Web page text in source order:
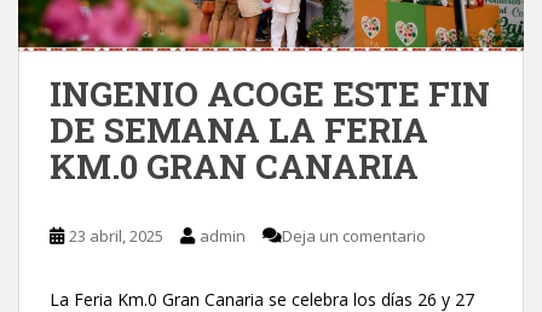
INGENIO ACOGE ESTE FIN
DE SEMANA LA FERIA
KM.0 GRAN CANARIA
23 abril, 2025 admin Deja un comentario
La Feria Km.0 Gran Canaria se celebra los días 26 y 27